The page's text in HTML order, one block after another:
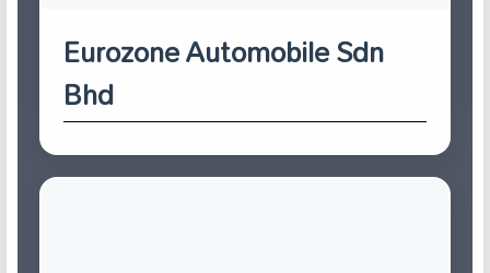
Eurozone Automobile Sdn
Bhd